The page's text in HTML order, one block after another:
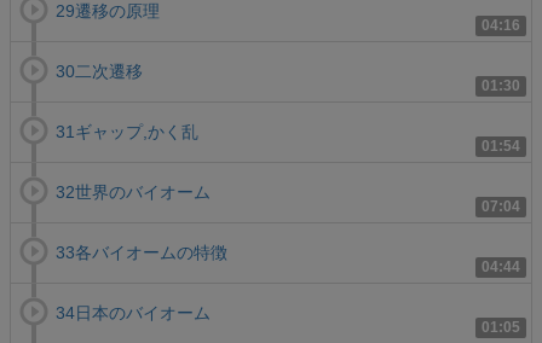
04:16
29遷移の原理
01:30
30二次遷移
01:54
31ギャップ,かく乱
07:04
32世界のバイオーム
04:44
33各バイオームの特徴
01:05
34日本のバイオーム